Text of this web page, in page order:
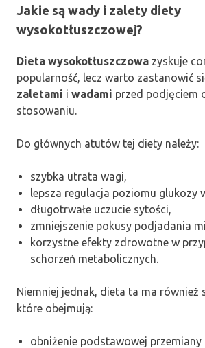
Jakie są wady i zalety diety
wysokotłuszczowej?
Dieta wysokotłuszczowa zyskuje
popularność, lecz warto zastanowić
zaletami i wadami przed podjęciem
stosowaniu.
Do głównych atutów tej diety należy:
szybka utrata wagi,
lepsza regulacja poziomu glukozy
długotrwałe uczucie sytości,
zmniejszenie pokusy podjadania
korzystne efekty zdrowotne w
schorzeń metabolicznych.
Niemniej jednak, dieta ta ma również
które obejmują:
obniżenie podstawowej przemiany